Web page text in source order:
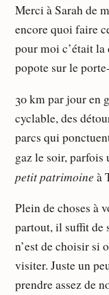
Merci à Sarah de
encore quoi faire
pour moi c’était la
popote sur le
30 km par jour en
cyclable, des
parcs qui
gaz le soir,
petit patrimoine à
Plein de choses à
partout, il suffit de
n’est de choisir si
visiter. Juste un
prendre assez de